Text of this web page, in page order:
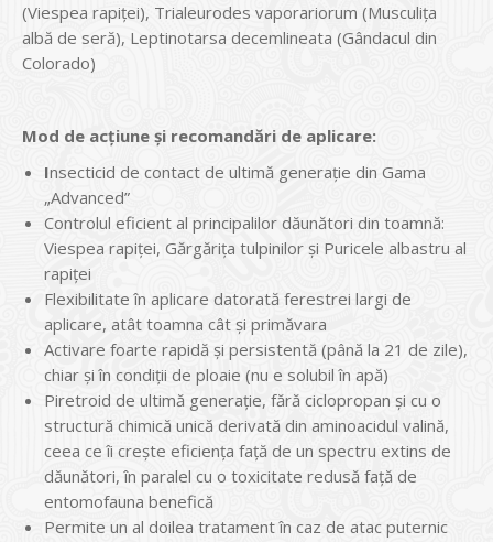
(Viespea rapiţei), Trialeurodes vaporariorum (Musculiţa
albă de seră), Leptinotarsa decemlineata (Gândacul din
Colorado)
Mod de acțiune și recomandări de aplicare:
Insecticid de contact de ultimă generație din Gama
„Advanced”
Controlul eficient al principalilor dăunători din toamnă:
Viespea rapiței, Gărgărița tulpinilor și Puricele albastru al
rapiței
Flexibilitate în aplicare datorată ferestrei largi de
aplicare, atât toamna cât și primăvara
Activare foarte rapidă și persistentă (până la 21 de zile),
chiar și în condiții de ploaie (nu e solubil în apă)
Piretroid de ultimă generație, fără ciclopropan și cu o
structură chimică unică derivată din aminoacidul valină,
ceea ce îi crește eficiența față de un spectru extins de
dăunători, în paralel cu o toxicitate redusă față de
entomofauna benefică
Permite un al doilea tratament în caz de atac puternic